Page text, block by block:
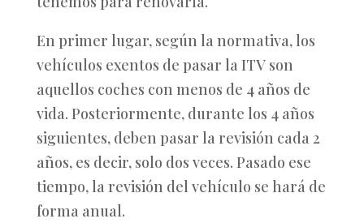
En primer lugar, según la normativa, los
vehículos exentos de pasar la ITV son
aquellos coches con menos de 4 años de
vida. Posteriormente, durante los 4 años
siguientes, deben pasar la revisión cada 2
años, es decir, solo dos veces. Pasado ese
tiempo, la revisión del vehículo se hará de
forma anual.